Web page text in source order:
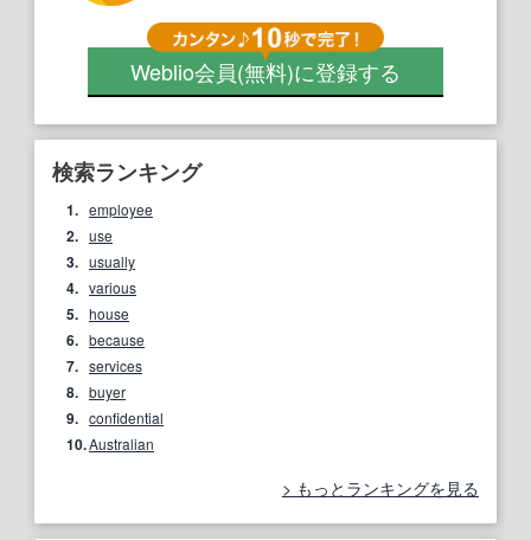
Weblio会員(無料)に登録する
検索ランキング
1. employee
2. use
3. usually
4. various
5. house
6. because
7. services
8. buyer
9. confidential
10.Australian
もっとランキングを見る